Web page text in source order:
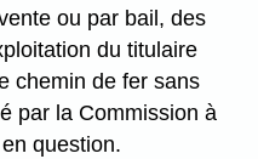
ou par bail, des
du titulaire
chemin de fer sans
par la Commission à
question.